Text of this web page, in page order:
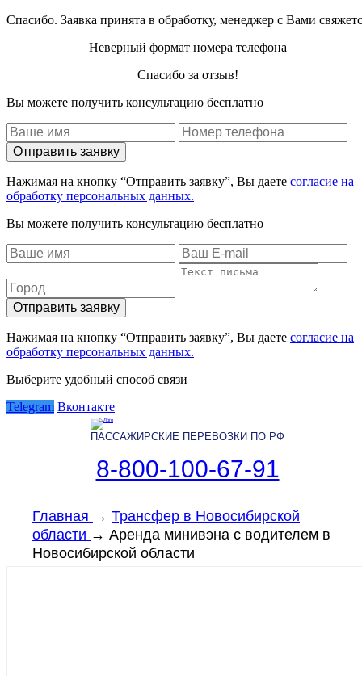
Спасибо. Заявка принята в обработку, менеджер с Вами
Неверный формат номера телефона
Спасибо за отзыв!
Вы можете получить консультацию бесплатно
Отправить заявку
Нажимая на кнопку “Отправить заявку”, Вы даете согласие на
обработку персональных данных.
Вы можете получить консультацию бесплатно
Отправить заявку
Нажимая на кнопку “Отправить заявку”, Вы даете согласие на
обработку персональных данных.
Выберите удобный способ связи
Telegram Вконтакте
ПАССАЖИРСКИЕ ПЕРЕВОЗКИ ПО РФ
8-800-100-67-91
Главная → Трансфер в Новосибирской
области → Аренда минивэна с водителем в
Новосибирской области